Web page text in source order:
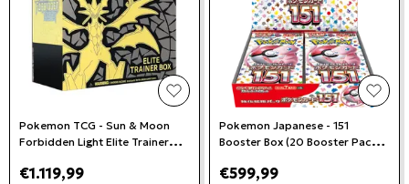
add to wishlist
Pokemon TCG - Sun & Moon
Forbidden Light Elite Trainer
€1.119,99
add
Pokemon Japanese - 151
Booster Box (20 Booster Packs)
€599,99